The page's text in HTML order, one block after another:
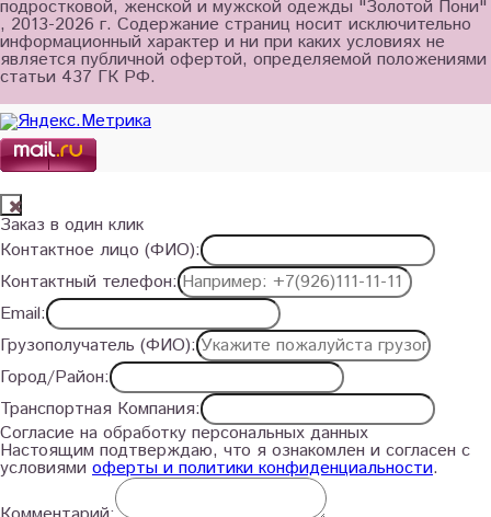
подростковой, женской и мужской одежды "Золотой Пони"
, 2013-2026 г. Содержание страниц носит исключительно
информационный характер и ни при каких условиях не
является публичной офертой, определяемой положениями
статьи 437 ГК РФ.
Заказ в один клик
Контактное лицо (ФИО):
Контактный телефон:
Email:
Грузополучатель (ФИО):
Город/Район:
Транспортная Компания:
Согласие на обработку персональных данных
Настоящим подтверждаю, что я ознакомлен и согласен с
условиями оферты и политики конфиденциальности.